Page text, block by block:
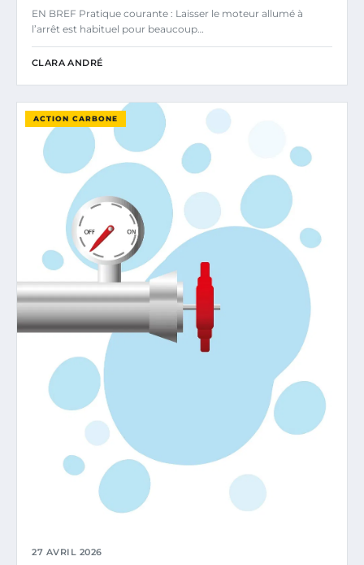
EN BREF Pratique courante : Laisser le moteur allumé à
l’arrêt est habituel pour beaucoup…
CLARA ANDRÉ
ACTION CARBONE
27 AVRIL 2026